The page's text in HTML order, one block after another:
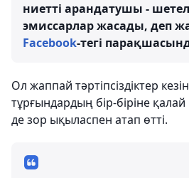
ниетті арандатушы -
эмиссарлар жасады, деп
Facebook-тегі
Ол жаппай тәртіпсіздіктер
тұрғындардың бір-біріне
де зор ықыласпен атап өтті.